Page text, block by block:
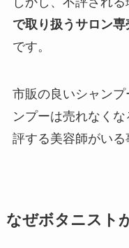
で取り扱うサロン
です。
市販の良いシャン
ンプーは売れなく
評する美容師がいる
なぜボタニスト